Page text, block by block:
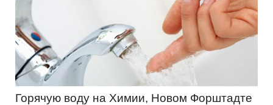
Горячую воду на Химии, Новом Форштадте